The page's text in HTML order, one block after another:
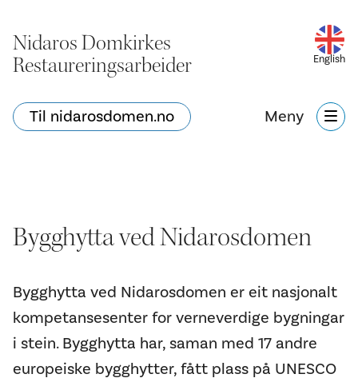
Nidaros Domkirkes
Restaureringsarbeider
English
Til nidarosdomen.no Meny
Bygghytta ved Nidarosdomen
Bygghytta ved Nidarosdomen er eit nasjonalt
kompetansesenter for verneverdige bygningar
i stein. Bygghytta har, saman med 17 andre
europeiske bygghytter, fått plass på UNESCO